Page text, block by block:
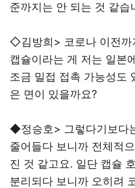
준까지는 안 되는 것 같습
◇김방희> 코로나 이전까
캡슐이라는 게 저는 일본
조금 밀접 접촉 가능성도
은 면이 있을까요?
◆정승호> 그렇다기보다
줄어들다 보니까 전체적
진 것 같고요. 일단 캡슐
분리되다 보니까 오히려